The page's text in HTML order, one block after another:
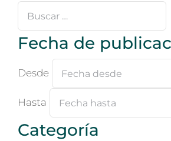
Buscar
Fecha de
Desde
Hasta
Categoría